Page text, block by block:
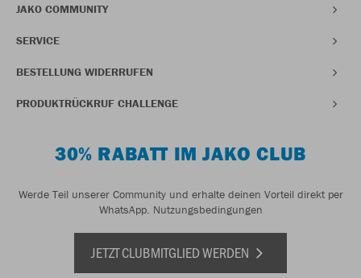
JAKO COMMUNITY
SERVICE
BESTELLUNG WIDERRUFEN
PRODUKTRÜCKRUF CHALLENGE
30% RABATT IM JAKO CLUB
Werde Teil unserer Community und erhalte deinen Vorteil direkt per
WhatsApp. Nutzungsbedingungen
JETZT CLUBMITGLIED WERDEN